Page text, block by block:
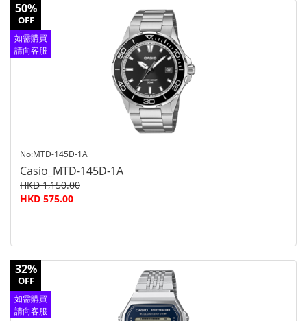
50%
OFF
如需購買
請向客服
No:MTD-145D-1A
Casio_MTD-145D-1A
HKD 1,150.00
HKD 575.00
32%
OFF
如需購買
請向客服